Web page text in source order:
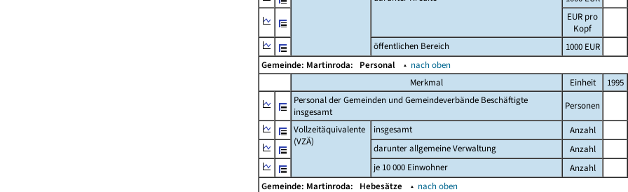
EUR pro
Kopf
öffentlichen Bereich
1000 EUR
Gemeinde: Martinroda: Personal ▴ nach oben
Merkmal
Einheit 1995
Personal der Gemeinden und Gemeindeverbände Beschäftigte
insgesamt
Personen
Vollzeitäquivalente
(VZÄ)
insgesamt
Anzahl
darunter allgemeine Verwaltung
Anzahl
je 10 000 Einwohner
Anzahl
Gemeinde: Martinroda: Hebesätze ▴ nach oben